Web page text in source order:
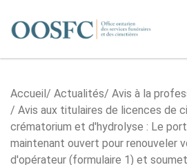
Accueil
Accueil Actualités
Avis à la
Avis aux titulaires de licences de
crématorium et d'hydrolyse : Le
maintenant ouvert pour renouveler
d'opérateur (formulaire 1) et